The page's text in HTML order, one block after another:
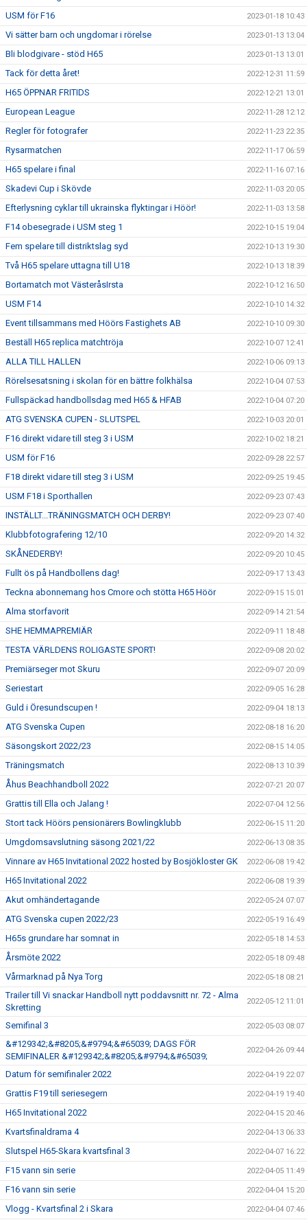
USM för F16 2023-01-18 10:43
Vi sätter barn och ungdomar i rörelse 2023-01-13 13:04
Bli blodgivare - stöd H65 2023-01-13 13:01
Tack för detta året! 2022-12-31 11:59
H65 ÖPPNAR FRITIDS 2022-12-21 13:01
European League 2022-11-28 12:12
Regler för fotografer 2022-11-23 22:35
Rysarmatchen 2022-11-17 06:59
H65 spelare i final 2022-11-16 07:16
Skadevi Cup i Skövde 2022-11-03 20:05
Efterlysning cyklar till ukrainska flyktingar i Höör! 2022-11-03 13:58
F14 obesegrade i USM steg 1 2022-10-15 19:04
Fem spelare till distriktslag syd 2022-10-13 19:30
Två H65 spelare uttagna till U18 2022-10-13 18:39
Bortamatch mot VästeråsIrsta 2022-10-12 16:50
USM F14 2022-10-10 14:32
Event tillsammans med Höörs Fastighets AB 2022-10-10 09:30
Beställ H65 replica matchtröja 2022-10-07 12:41
ALLA TILL HALLEN 2022-10-06 09:13
Rörelsesatsning i skolan för en bättre folkhälsa 2022-10-04 07:53
Fullspäckad handbollsdag med H65 & HFAB 2022-10-04 07:20
ATG SVENSKA CUPEN - SLUTSPEL 2022-10-03 20:01
F16 direkt vidare till steg 3 i USM 2022-10-02 18:21
USM för F16 2022-09-28 22:57
F18 direkt vidare till steg 3 i USM 2022-09-25 19:45
USM F18 i Sporthallen 2022-09-23 07:43
INSTÄLLT...TRÄNINGSMATCH OCH DERBY! 2022-09-23 07:40
Klubbfotografering 12/10 2022-09-20 14:32
SKÅNEDERBY! 2022-09-20 10:45
Fullt ös på Handbollens dag! 2022-09-17 13:43
Teckna abonnemang hos Cmore och stötta H65 Höör 2022-09-15 15:01
Alma storfavorit 2022-09-14 21:54
SHE HEMMAPREMIÄR 2022-09-11 18:48
TESTA VÄRLDENS ROLIGASTE SPORT! 2022-09-08 20:02
Premiärseger mot Skuru 2022-09-07 20:09
Seriestart 2022-09-05 16:28
Guld i Öresundscupen ! 2022-09-04 18:13
ATG Svenska Cupen 2022-08-18 16:20
Säsongskort 2022/23 2022-08-15 14:05
Träningsmatch 2022-08-13 10:39
Åhus Beachhandboll 2022 2022-07-21 20:07
Grattis till Ella och Jalang ! 2022-07-04 12:56
Stort tack Höörs pensionärers Bowlingklubb 2022-06-15 11:20
Umgdomsavslutning säsong 2021/22 2022-06-13 08:35
Vinnare av H65 Invitational 2022 hosted by Bosjökloster GK 2022-06-08 19:42
H65 Invitational 2022 2022-06-08 19:39
Akut omhändertagande 2022-05-24 07:07
ATG Svenska cupen 2022/23 2022-05-19 16:49
H65s grundare har somnat in 2022-05-18 14:53
Årsmöte 2022 2022-05-18 09:48
Vårmarknad på Nya Torg 2022-05-18 08:21
Trailer till Vi snackar Handboll nytt poddavsnitt nr. 72 - Alma
Skretting
2022-05-12 11:01
Semifinal 3 2022-05-03 08:07
&#129342;&#8205;&#9794;&#65039; DAGS FÖR
SEMIFINALER &#129342;&#8205;&#9794;&#65039;
2022-04-26 09:44
Datum för semifinaler 2022 2022-04-19 22:07
Grattis F19 till seriesegern 2022-04-19 19:40
H65 Invitational 2022 2022-04-15 20:46
Kvartsfinaldrama 4 2022-04-13 06:33
Slutspel H65-Skara kvartsfinal 3 2022-04-07 16:22
F15 vann sin serie 2022-04-05 11:49
F16 vann sin serie 2022-04-04 15:20
Vlogg - Kvartsfinal 2 i Skara 2022-04-04 07:46